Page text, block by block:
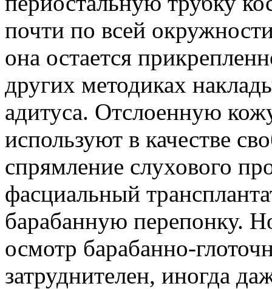
почти по всей
она остается
других методиках
адитуса. Отслоенную
используют в качестве
спрямление слухового
фасциальный
барабанную перепонку.
осмотр барабанно-
затруднителен, иногда